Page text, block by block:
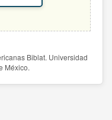
Biblat. Universidad
México.